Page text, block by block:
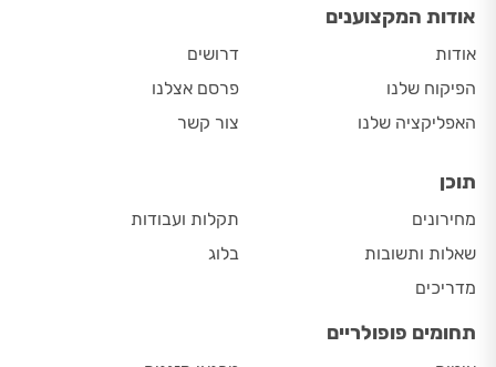
אודות המקצוענים
אודות
הפיקוח שלנו
האפליקציה שלנו
דרושים
פרסם אצלנו
צור קשר
תוכן
מחירונים
שאלות ותשובות
מדריכים
תקלות ועבודות
בלוג
תחומים פופולריים